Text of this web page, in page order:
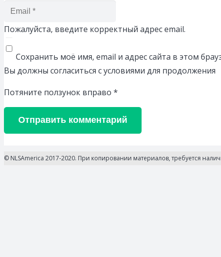
Пожалуйста, введите корректный адрес email.
Сохранить моё имя, email и адрес сайта в этом
Вы должны согласиться с условиями для продолжения
Потяните ползунок вправо *
Отправить комментарий
© NLSAmerica 2017-2020. При копировании материалов, требуется